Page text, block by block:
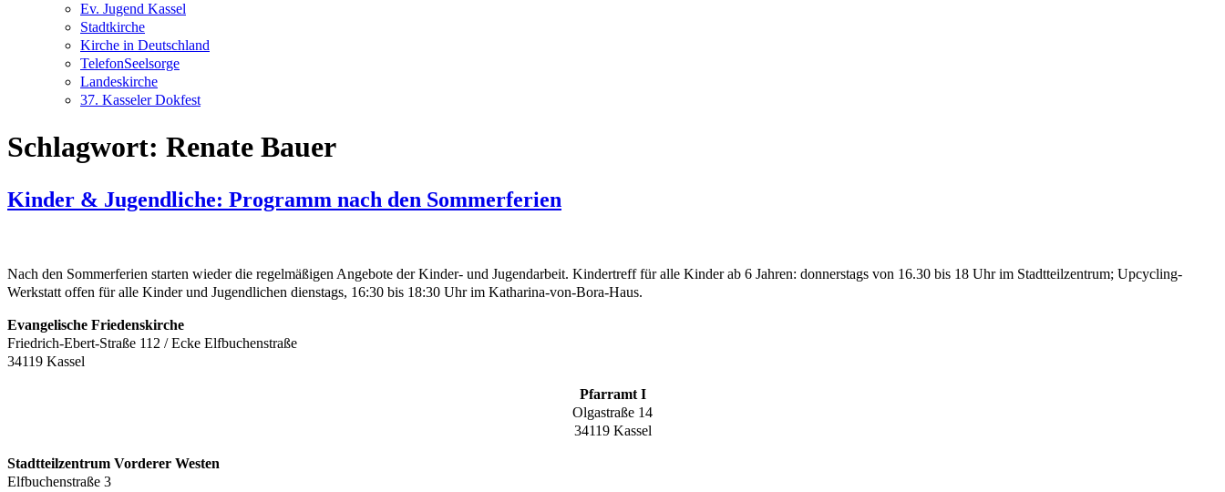
Ev. Jugend Kassel
Stadtkirche
Kirche in Deutschland
TelefonSeelsorge
Landeskirche
37. Kasseler Dokfest
Schlagwort: Renate Bauer
Kinder & Jugendliche: Programm nach den Sommerferien
Nach den Sommerferien starten wieder die regelmäßigen Angebote der Kinder- und Jugendarbeit. Kindertreff für alle Kinder ab 6 Jahren: donnerstags von 16.30 bis 18 Uhr im Stadtteilzentrum; Upcycling-
Werkstatt offen für alle Kinder und Jugendlichen dienstags, 16:30 bis 18:30 Uhr im Katharina-von-Bora-Haus.
Evangelische Friedenskirche
Friedrich-Ebert-Straße 112 / Ecke Elfbuchenstraße
34119 Kassel
Pfarramt I
Olgastraße 14
34119 Kassel
Stadtteilzentrum Vorderer Westen
Elfbuchenstraße 3